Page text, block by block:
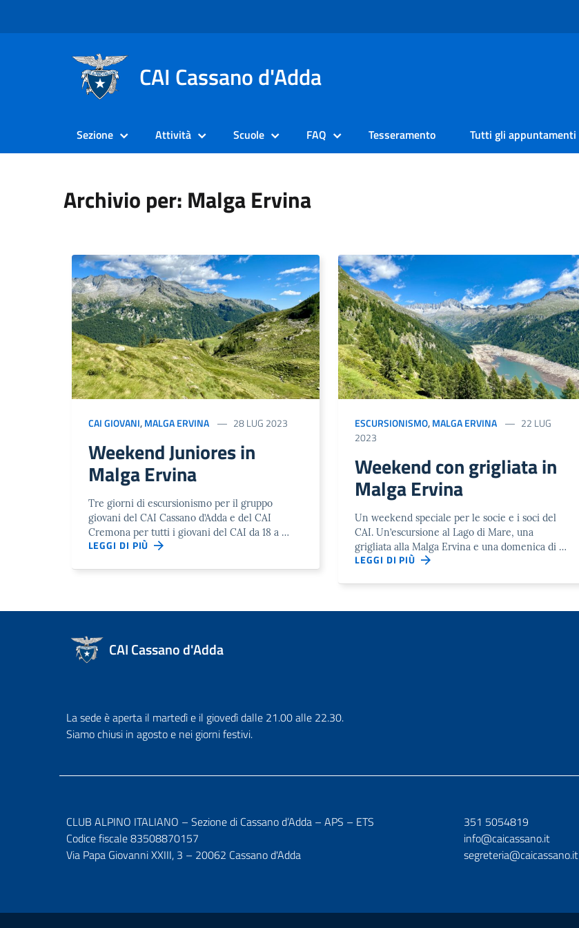
CAI Cassano d'Adda
Sezione Attività Scuole FAQ Tesseramento Tutti gli appuntamenti
Archivio per: Malga Ervina
CAI GIOVANI,MALGA ERVINA 28 LUG 2023
Weekend Juniores in
Malga Ervina
Tre giorni di escursionismo per il gruppo
giovani del CAI Cassano d’Adda e del CAI
Cremona per tutti i giovani del CAI da 18 a …
LEGGI DI PIÙ
ESCURSIONISMO,MALGA ERVINA
22 LUG
2023
Weekend con grigliata in
Malga Ervina
Un weekend speciale per le socie e i soci del
CAI. Un’escursione al Lago di Mare, una
grigliata alla Malga Ervina e una domenica di …
LEGGI DI PIÙ
CAI Cassano d'Adda
La sede è aperta il martedì e il giovedì dalle 21.00 alle 22.30.
Siamo chiusi in agosto e nei giorni festivi.
CLUB ALPINO ITALIANO – Sezione di Cassano d’Adda – APS – ETS
Codice fiscale 83508870157
Via Papa Giovanni XXIII, 3 – 20062 Cassano d'Adda
351 5054819
info@caicassano.it
segreteria@caicassano.it